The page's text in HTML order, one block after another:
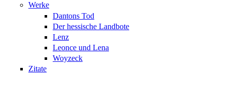
Werke
Dantons Tod
Der hessische Landbote
Lenz
Leonce und Lena
Woyzeck
Zitate